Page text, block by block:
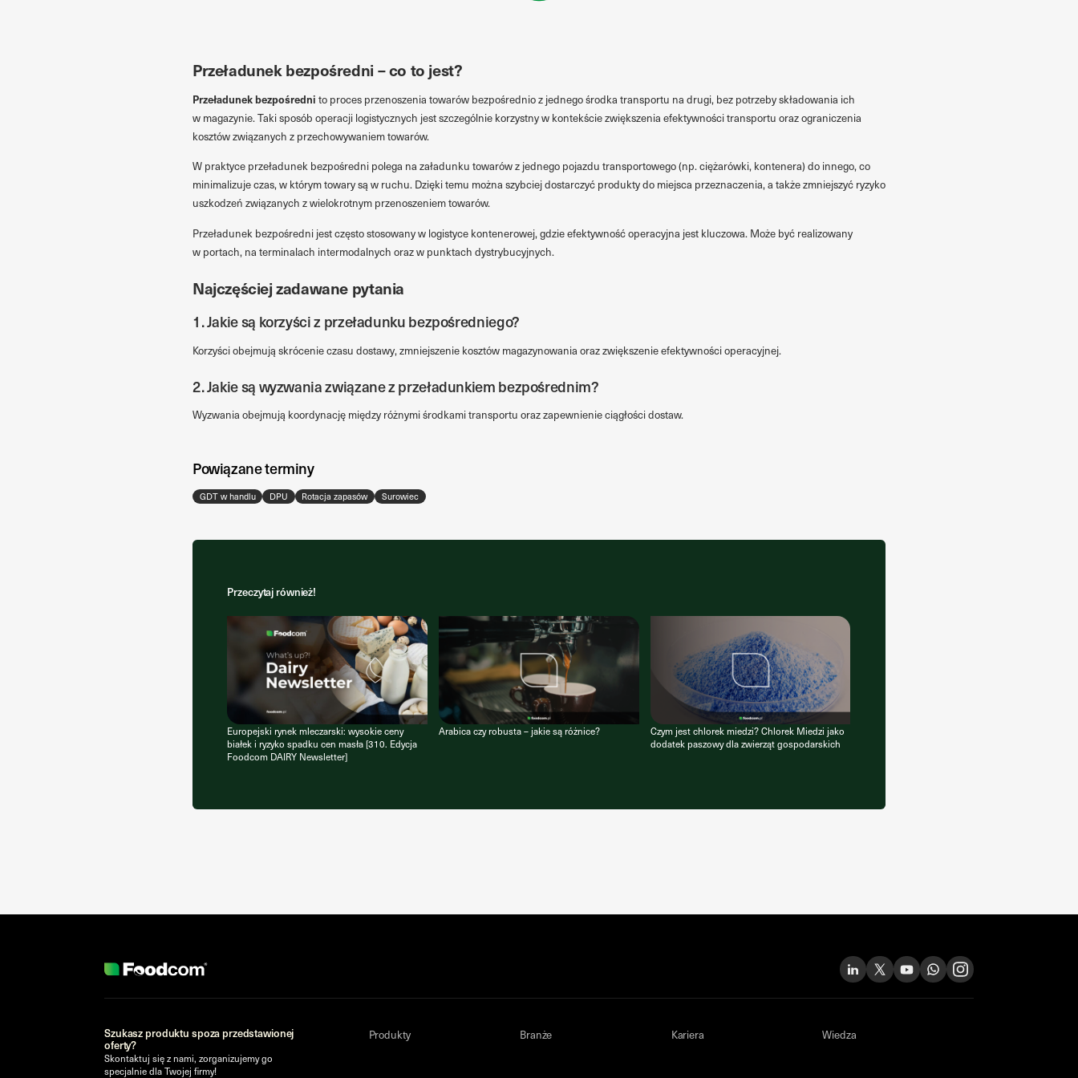
Przeładunek bezpośredni – co to jest?
Przeładunek bezpośredni to proces przenoszenia towarów bezpośrednio z jednego środka transportu na drugi, bez potrzeby składowania ich
w magazynie. Taki sposób operacji logistycznych jest szczególnie korzystny w kontekście zwiększenia efektywności transportu oraz ograniczenia
kosztów związanych z przechowywaniem towarów.
W praktyce przeładunek bezpośredni polega na załadunku towarów z jednego pojazdu transportowego (np. ciężarówki, kontenera) do innego, co
minimalizuje czas, w którym towary są w ruchu. Dzięki temu można szybciej dostarczyć produkty do miejsca przeznaczenia, a także zmniejszyć ryzyko
uszkodzeń związanych z wielokrotnym przenoszeniem towarów.
Przeładunek bezpośredni jest często stosowany w logistyce kontenerowej, gdzie efektywność operacyjna jest kluczowa. Może być realizowany
w portach, na terminalach intermodalnych oraz w punktach dystrybucyjnych.
Najczęściej zadawane pytania
1. Jakie są korzyści z przeładunku bezpośredniego?
Korzyści obejmują skrócenie czasu dostawy, zmniejszenie kosztów magazynowania oraz zwiększenie efektywności operacyjnej.
2. Jakie są wyzwania związane z przeładunkiem bezpośrednim?
Wyzwania obejmują koordynację między różnymi środkami transportu oraz zapewnienie ciągłości dostaw.
Powiązane terminy
GDT w handlu DPU Rotacja zapasów Surowiec
Przeczytaj również!
Europejski rynek mleczarski: wysokie ceny
białek i ryzyko spadku cen masła [310. Edycja
Foodcom DAIRY Newsletter]
Arabica czy robusta – jakie są różnice?
Czym jest chlorek miedzi? Chlorek Miedzi jako
dodatek paszowy dla zwierząt gospodarskich
Szukasz produktu spoza przedstawionej
oferty?
Skontaktuj się z nami, zorganizujemy go
specjalnie dla Twojej firmy!
Produkty Branże Kariera Wiedza